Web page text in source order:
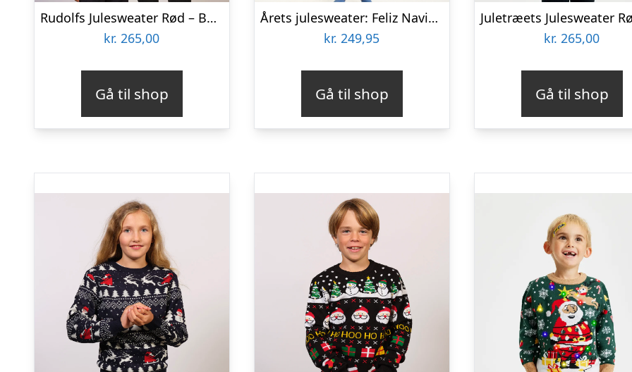
Rudolfs Julesweater Rød – Børn.
kr. 265,00
Gå til shop
Årets julesweater: Feliz Navidog – Børn. Ugly Christmas Sweater lavet i Danmark
kr. 249,95
Gå til shop
kr. 265,00
Gå til shop